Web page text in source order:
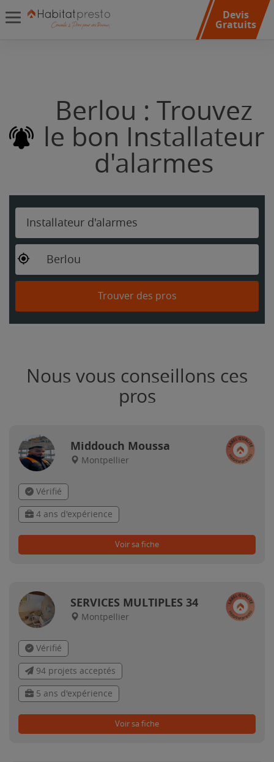
Devis
Gratuits
Berlou : Trouvez
le bon Installateur
d'alarmes
Installateur d'alarmes
Berlou
Trouver des pros
Nous vous conseillons ces
pros
Middouch Moussa
Montpellier
Vérifié
4 ans d'expérience
Voir sa fiche
SERVICES MULTIPLES 34
Montpellier
Vérifié
94 projets acceptés
5 ans d'expérience
Voir sa fiche